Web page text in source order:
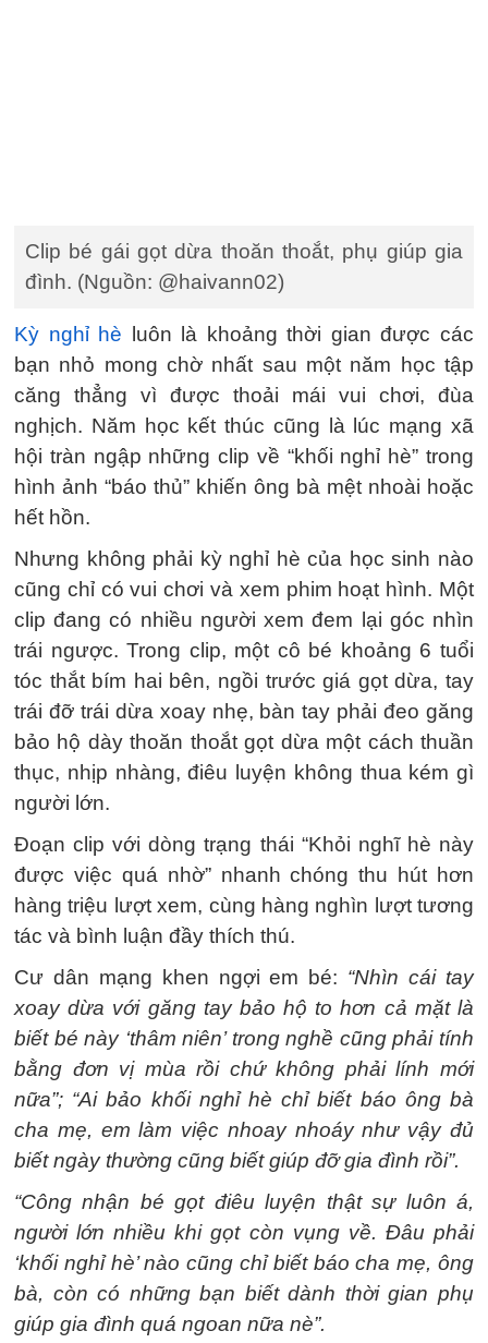
Clip bé gái gọt dừa thoăn thoắt, phụ giúp gia
đình. (Nguồn: @haivann02)
Kỳ nghỉ hè luôn là khoảng thời gian được các
bạn nhỏ mong chờ nhất sau một năm học tập
căng thẳng vì được thoải mái vui chơi, đùa
nghịch. Năm học kết thúc cũng là lúc mạng xã
hội tràn ngập những clip về “khối nghỉ hè” trong
hình ảnh “báo thủ” khiến ông bà mệt nhoài hoặc
hết hồn.
Nhưng không phải kỳ nghỉ hè của học sinh nào
cũng chỉ có vui chơi và xem phim hoạt hình. Một
clip đang có nhiều người xem đem lại góc nhìn
trái ngược. Trong clip, một cô bé khoảng 6 tuổi
tóc thắt bím hai bên, ngồi trước giá gọt dừa, tay
trái đỡ trái dừa xoay nhẹ, bàn tay phải đeo găng
bảo hộ dày thoăn thoắt gọt dừa một cách thuần
thục, nhịp nhàng, điêu luyện không thua kém gì
người lớn.
Đoạn clip với dòng trạng thái “Khỏi nghĩ hè này
được việc quá nhờ” nhanh chóng thu hút hơn
hàng triệu lượt xem, cùng hàng nghìn lượt tương
tác và bình luận đầy thích thú.
Cư dân mạng khen ngợi em bé: “Nhìn cái tay
xoay dừa với găng tay bảo hộ to hơn cả mặt là
biết bé này ‘thâm niên’ trong nghề cũng phải tính
bằng đơn vị mùa rồi chứ không phải lính mới
nữa”; “Ai bảo khối nghỉ hè chỉ biết báo ông bà
cha mẹ, em làm việc nhoay nhoáy như vậy đủ
biết ngày thường cũng biết giúp đỡ gia đình rồi”.
“Công nhận bé gọt điêu luyện thật sự luôn á,
người lớn nhiều khi gọt còn vụng về. Đâu phải
‘khối nghỉ hè’ nào cũng chỉ biết báo cha mẹ, ông
bà, còn có những bạn biết dành thời gian phụ
giúp gia đình quá ngoan nữa nè”.